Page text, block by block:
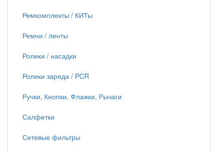
Ремкомплекты / КИТы
Ремни / ленты
Ролики / насадки
Ролики заряда / PCR
Ручки, Кнопки, Флажки, Рычаги
Салфетки
Сетевые фильтры